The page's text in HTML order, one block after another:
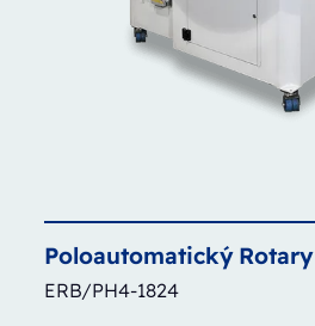
Poloautomatický Rotary
ERB/PH4-1824